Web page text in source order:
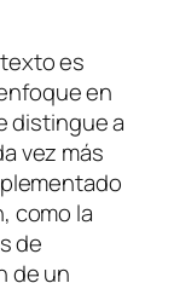
es
en
distingue a
vez más
como la
de
de un